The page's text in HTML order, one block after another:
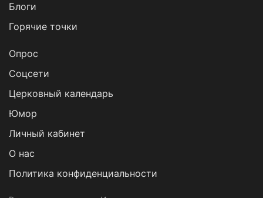
Блоги
Горячие точки
Опрос
Cоцсети
Церковный календарь
Юмор
Личный кабинет
О нас
Политика конфиденциальности